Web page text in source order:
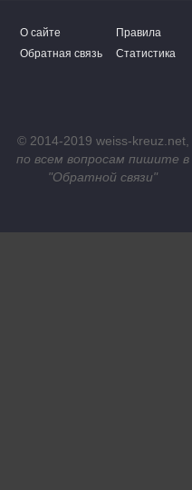
О сайте Правила
Обратная связь
Статистика
© 2014-2019 weiss-kreuz.net,
по всем вопросам пишите в
"Обратной связи"